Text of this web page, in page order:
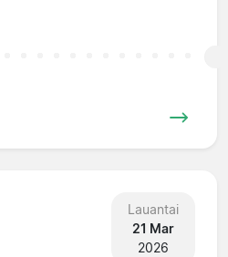
Lauantai
21 Mar
2026